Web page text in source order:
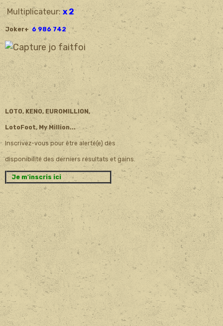
Multiplicateur:x 2
Joker+ 6 986 742
LOTO, KENO, EUROMILLION,
LotoFoot, My Million...
Inscrivez-vous pour être alerté(e) dès
disponibilité des derniers résultats et gains.
Je m'inscris ici